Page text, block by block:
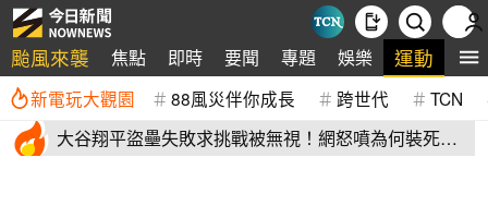
颱風來襲 焦點 即時 要聞 專題 娛樂 運動 全
新電玩大觀園 88風災伴你成長 跨世代 TCN
大谷翔平盜壘失敗求挑戰被無視！網怒噴為何裝死？